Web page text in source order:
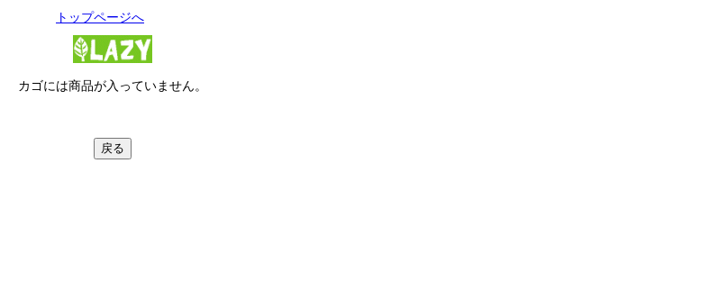
トップページへ
カゴには商品が入っていません。